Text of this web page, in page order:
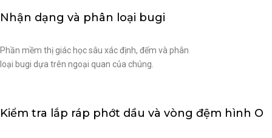
Nhận dạng và phân loại bugi
Phần mềm thị giác học sâu xác định, đếm và phân
loại bugi dựa trên ngoại quan của chúng.
Kiểm tra lắp ráp phớt dầu và vòng đệm hình O